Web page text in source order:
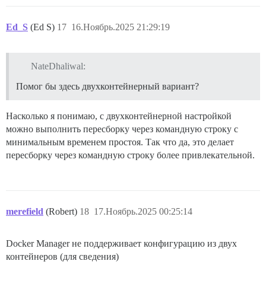
Ed_S (Ed S) 16.Ноябрь.2025 21:29:19
17
NateDhaliwal:
Помог бы здесь двухконтейнерный вариант?
Насколько я понимаю, с двухконтейнерной настройкой
можно выполнить пересборку через командную строку с
минимальным временем простоя. Так что да, это делает
пересборку через командную строку более привлекательной.
merefield (Robert) 17.Ноябрь.2025 00:25:14
18
Docker Manager не поддерживает конфигурацию из двух
контейнеров (для сведения)